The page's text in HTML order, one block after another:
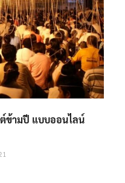
ข้ามปี แบบออนไลน์